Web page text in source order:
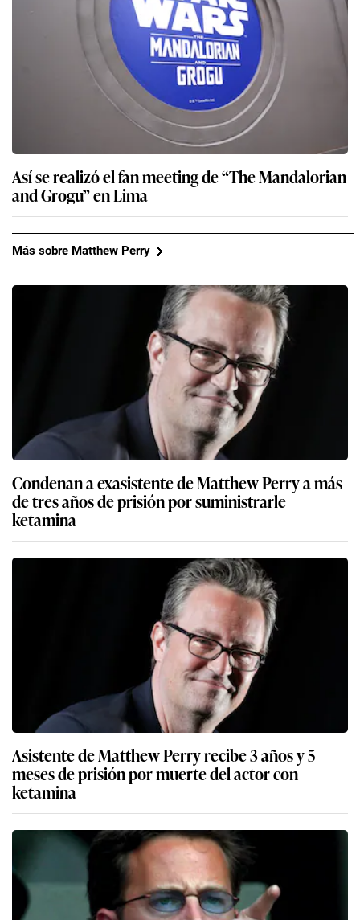
Así se realizó el fan meeting de “The Mandalorian
and Grogu” en Lima
Más sobre Matthew Perry
Condenan a exasistente de Matthew Perry a más
de tres años de prisión por suministrarle
ketamina
Asistente de Matthew Perry recibe 3 años y 5
meses de prisión por muerte del actor con
ketamina